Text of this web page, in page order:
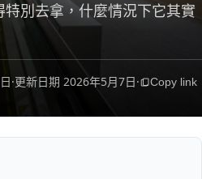
特別去拿，什麼情況下它其實
·更新日期 2026年5月7日· Copy link